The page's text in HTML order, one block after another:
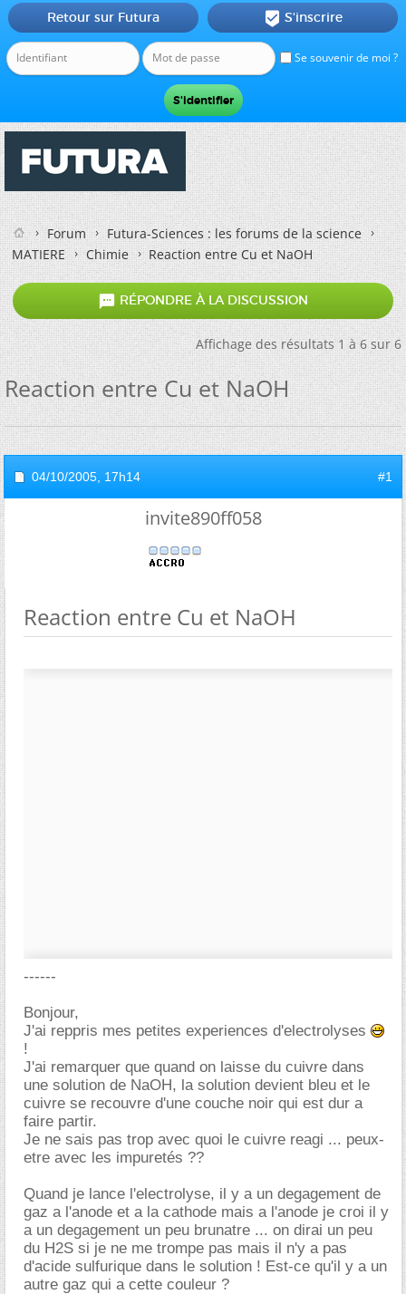
Se souvenir de moi ?
Retour sur Futura  S'inscrire
Forum
Futura-Sciences : les forums de la science
MATIERE
Chimie Reaction entre Cu et NaOH
 RÉPONDRE À LA DISCUSSION
Affichage des résultats 1 à 6 sur 6
Reaction entre Cu et NaOH
04/10/2005, 17h14 #1
invite890ff058
Reaction entre Cu et NaOH
------
Bonjour,
J'ai reppris mes petites experiences d'electrolyses
!
J'ai remarquer que quand on laisse du cuivre dans
une solution de NaOH, la solution devient bleu et le
cuivre se recouvre d'une couche noir qui est dur a
faire partir.
Je ne sais pas trop avec quoi le cuivre reagi ... peux-
etre avec les impuretés ??
Quand je lance l'electrolyse, il y a un degagement de
gaz a l'anode et a la cathode mais a l'anode je croi il y
a un degagement un peu brunatre ... on dirai un peu
du H2S si je ne me trompe pas mais il n'y a pas
d'acide sulfurique dans le solution ! Est-ce qu'il y a un
autre gaz qui a cette couleur ?